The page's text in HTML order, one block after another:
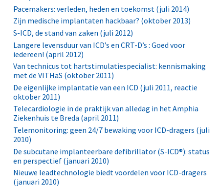
Pacemakers: verleden, heden en toekomst (juli 2014)
Zijn medische implantaten hackbaar? (oktober 2013)
S-ICD, de stand van zaken (juli 2012)
Langere levensduur van ICD’s en CRT-D’s : Goed voor
iedereen! (april 2012)
Van technicus tot hartstimulatiespecialist: kennismaking
met de VITHaS (oktober 2011)
De eigenlijke implantatie van een ICD (juli 2011, reactie
oktober 2011)
Telecardiologie in de praktijk van alledag in het Amphia
Ziekenhuis te Breda (april 2011)
Telemonitoring: geen 24/7 bewaking voor ICD-dragers (juli
2010)
De subcutane implanteerbare defibrillator (S-ICD®): status
en perspectief (januari 2010)
Nieuwe leadtechnologie biedt voordelen voor ICD-dragers
(januari 2010)